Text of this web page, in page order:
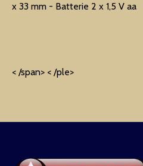
x 33 mm - Batterie 2 x 1,5 V aa
< /span> < /ple>